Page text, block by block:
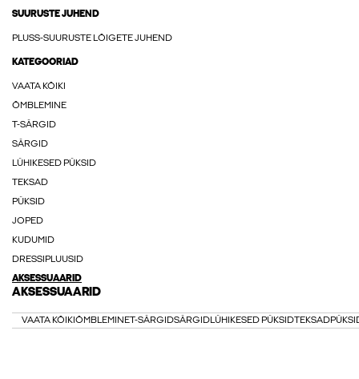
SUURUSTE JUHEND
PLUSS-SUURUSTE LÕIGETE JUHEND
KATEGOORIAD
VAATA KÕIKI
ÕMBLEMINE
T-SÄRGID
SÄRGID
LÜHIKESED PÜKSID
TEKSAD
PÜKSID
JOPED
KUDUMID
DRESSIPLUUSID
AKSESSUAARID
AKSESSUAARID
VAATA KÕIKI ÕMBLEMINET-SÄRGIDSÄRGIDLÜHIKESED PÜKSIDTEKSAD